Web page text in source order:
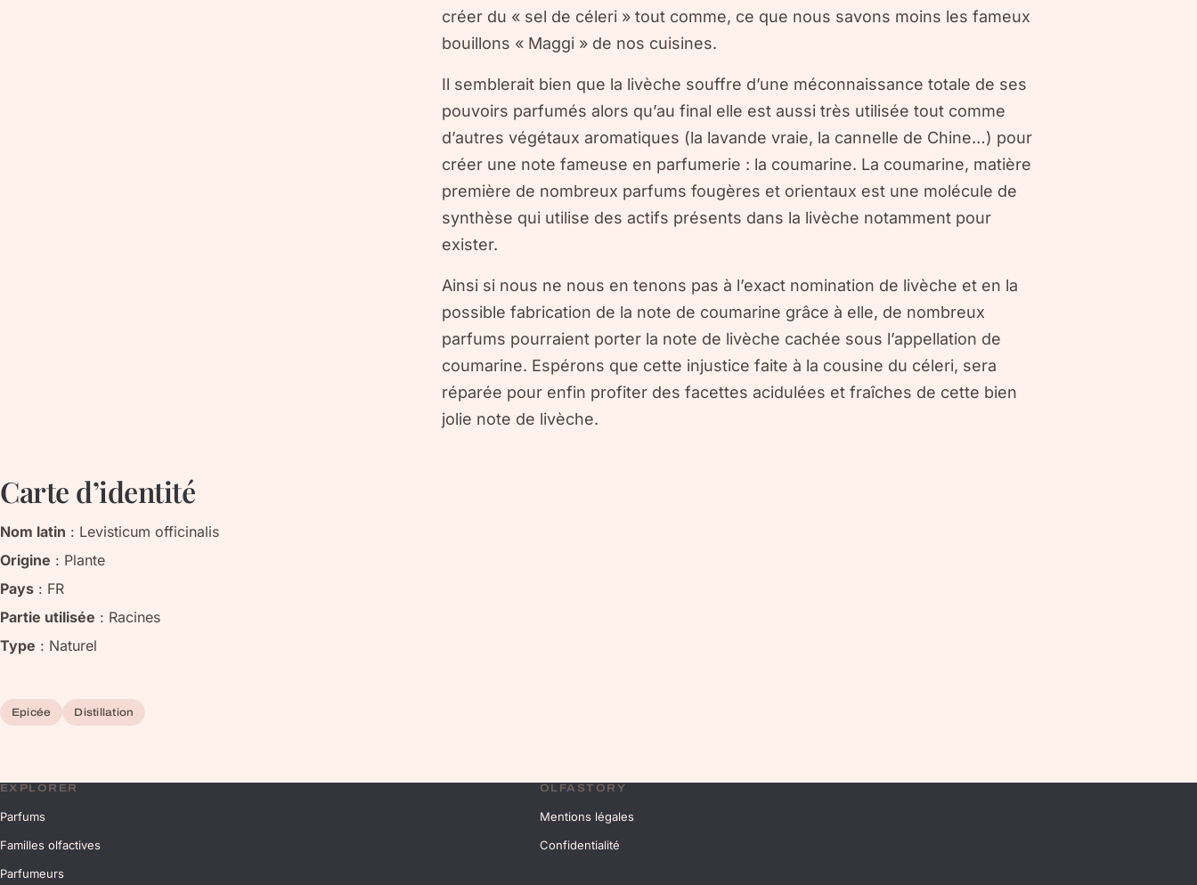
créer du « sel de céleri » tout comme, ce que nous savons moins les fameux
bouillons « Maggi » de nos cuisines.
Il semblerait bien que la livèche souffre d’une méconnaissance totale de ses
pouvoirs parfumés alors qu’au final elle est aussi très utilisée tout comme
d’autres végétaux aromatiques (la lavande vraie, la cannelle de Chine…) pour
créer une note fameuse en parfumerie : la coumarine. La coumarine, matière
première de nombreux parfums fougères et orientaux est une molécule de
synthèse qui utilise des actifs présents dans la livèche notamment pour
exister.
Ainsi si nous ne nous en tenons pas à l’exact nomination de livèche et en la
possible fabrication de la note de coumarine grâce à elle, de nombreux
parfums pourraient porter la note de livèche cachée sous l’appellation de
coumarine. Espérons que cette injustice faite à la cousine du céleri, sera
réparée pour enfin profiter des facettes acidulées et fraîches de cette bien
jolie note de livèche.
Carte d’identité
Nom latin : Levisticum officinalis
Origine : Plante
Pays : FR
Partie utilisée : Racines
Type : Naturel
Epicée Distillation
EXPLORER
Parfums
Familles olfactives
Parfumeurs
OLFASTORY
Mentions légales
Confidentialité